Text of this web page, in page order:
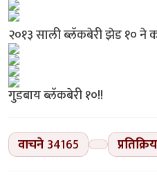
२०१३ साली ब्लॅकबेरी झेड १० ने
गुडबाय ब्लॅकबेरी १०!!
वाचने 34165